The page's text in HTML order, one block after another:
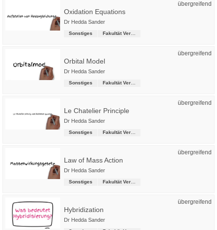
übergreifend
Oxidation Equations
Dr Hedda Sander
Sonstiges
übergreifend
Orbital Model
Dr Hedda Sander
Sonstiges
übergreifend
Le Chatelier Principle
Dr Hedda Sander
Sonstiges
übergreifend
Law of Mass Action
Dr Hedda Sander
Sonstiges
übergreifend
Hybridization
Dr Hedda Sander